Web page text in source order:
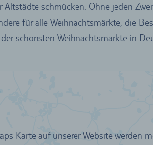
schmücken. Ohne jeden
für alle Weihnachtsmärkte, die
schönsten Weihnachtsmärkte in
Karte auf unserer Website werden